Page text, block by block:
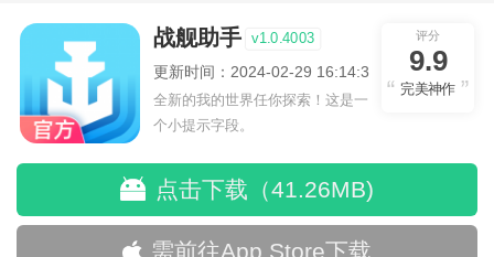
战舰助手 v1.0.4003
更新时间：2024-02-29 16:14:30
全新的我的世界任你探索！这是一
个小提示字段。
评分
9.9
完美神作
点击下载（41.26MB)
需前往App Store下载